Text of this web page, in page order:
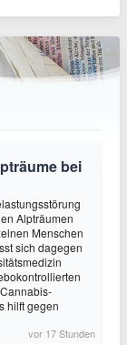
bei
Alpträumen
Menschen
sich dagegen
hilft gegen
vor 17 Stunden